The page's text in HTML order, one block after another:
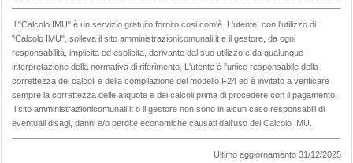
Il "Calcolo IMU" è un servizio gratuito fornito cosi com'è. L'utente, con l'utilizzo di
"Calcolo IMU", solleva il sito amministrazionicomunali.it e il gestore, da ogni
responsabilità, implicita ed esplicita, derivante dal suo utilizzo e da qualunque
interpretazione della normativa di riferimento. L'utente è l'unico responsabile della
correttezza dei calcoli e della compilazione del modello F24 ed è invitato a verificare
sempre la correttezza delle aliquote e dei calcoli prima di procedere con il pagamento.
Il sito amministrazionicomunali.it o il gestore non sono in alcun caso responsabili di
eventuali disagi, danni e/o perdite economiche causati dall'uso del Calcolo IMU.
Ultimo aggiornamento 31/12/2025